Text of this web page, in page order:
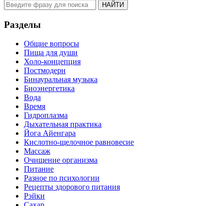
Разделы
Общие вопросы
Пища для души
Холо-концепция
Постмодерн
Бинауральная музыка
Биоэнергетика
Вода
Время
Гидроплазма
Дыхательная практика
Йога Айенгара
Кислотно-щелочное равновесие
Массаж
Очищение организма
Питание
Разное по психологии
Рецепты здорового питания
Рэйки